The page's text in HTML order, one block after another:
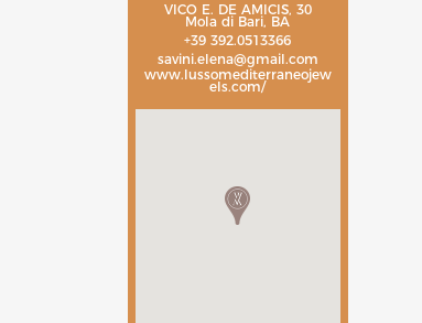
VICO E. DE AMICIS, 30
Mola di Bari, BA
+39 392.0513366
savini.elena@gmail.com
www.lussomediterraneojew
els.com/